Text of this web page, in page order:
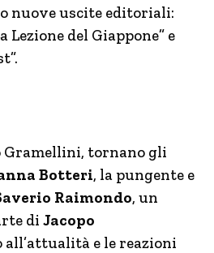
nuove uscite editoriali:
del Giappone” e
Gramellini, tornano gli
Botteri, la pungente e
Raimondo, un
di Jacopo
e le reazioni